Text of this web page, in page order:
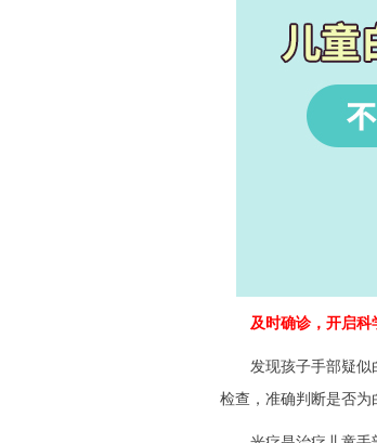
及时确诊，开启科
发现孩子手部疑似白
检查，准确判断是否为